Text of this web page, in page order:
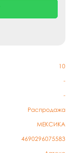
10
-
-
Распродажа
МЕКСИКА
4690296075583